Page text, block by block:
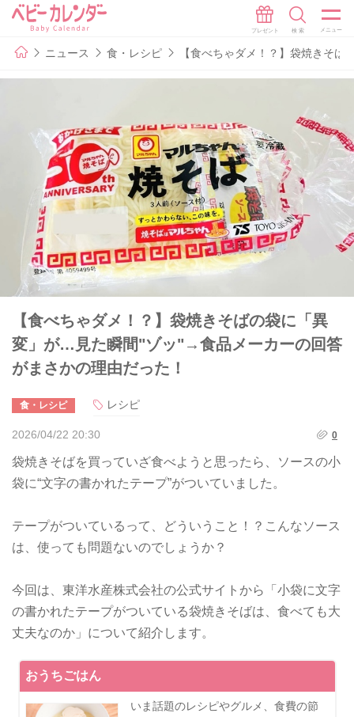
ニュース 食・レシピ 【食べちゃダメ！？】袋焼きそ
【食べちゃダメ！？】袋焼きそばの袋に「異
変」が…見た瞬間"ゾッ"→食品メーカーの回答
がまさかの理由だった！
食・レシピ レシピ
2026/04/22 20:30 0
袋焼きそばを買っていざ食べようと思ったら、ソースの小
袋に“文字の書かれたテープ”がついていました。
テープがついているって、どういうこと！？こんなソース
は、使っても問題ないのでしょうか？
今回は、東洋水産株式会社の公式サイトから「小袋に文字
の書かれたテープがついている袋焼きそばは、食べても大
丈夫なのか」について紹介します。
おうちごはん
いま話題のレシピやグルメ、食費の節